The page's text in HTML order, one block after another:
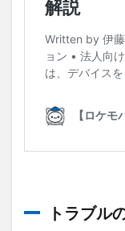
トラブル